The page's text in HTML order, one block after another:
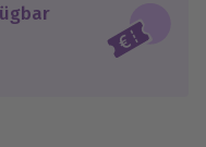
einlösbar.